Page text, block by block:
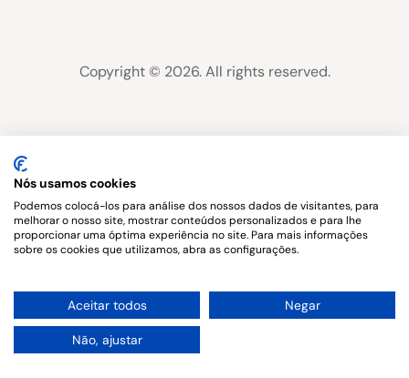
Copyright © 2026. All rights reserved.
Nós usamos cookies
Podemos colocá-los para análise dos nossos dados de visitantes, para
melhorar o nosso site, mostrar conteúdos personalizados e para lhe
proporcionar uma óptima experiência no site. Para mais informações
sobre os cookies que utilizamos, abra as configurações.
Aceitar todos Negar
Não, ajustar